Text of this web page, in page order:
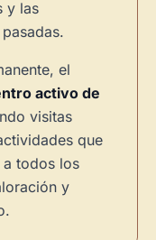
y las
el
activo de
visitas
que
a todos los
y